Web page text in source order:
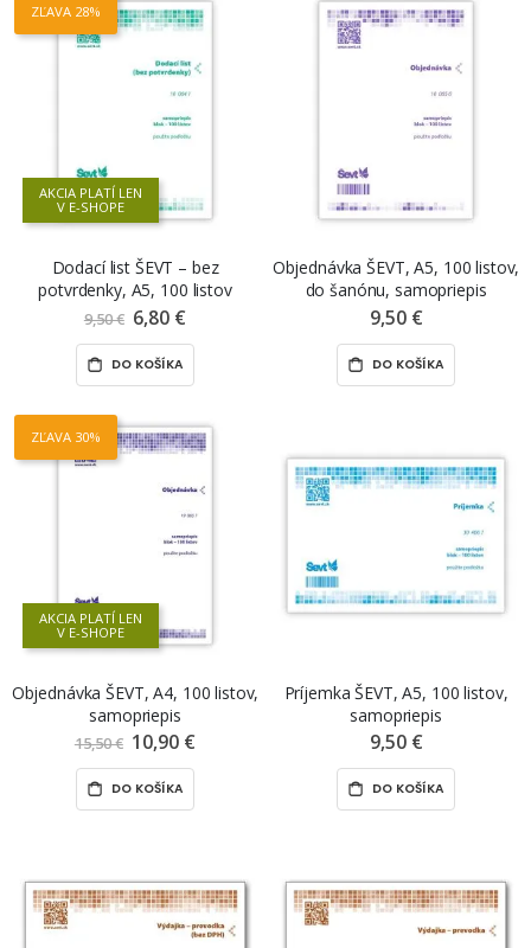
AKCIA PLATÍ LEN
V E-SHOPE
ZĽAVA 28%
Dodací list ŠEVT – bez
potvrdenky, A5, 100 listov
9,50 € Znížená
cena
6,80 €
DO KOŠÍKA
Objednávka ŠEVT, A5, 100 listov,
do šanónu, samopriepis
9,50 €
DO KOŠÍKA
AKCIA PLATÍ LEN
V E-SHOPE
ZĽAVA 30%
Objednávka ŠEVT, A4, 100 listov,
samopriepis
15,50 € Znížená
cena
10,90 €
DO KOŠÍKA
Príjemka ŠEVT, A5, 100 listov,
samopriepis
9,50 €
DO KOŠÍKA